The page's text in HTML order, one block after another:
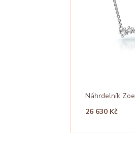
Náhrdelník Zoe
26 630 Kč